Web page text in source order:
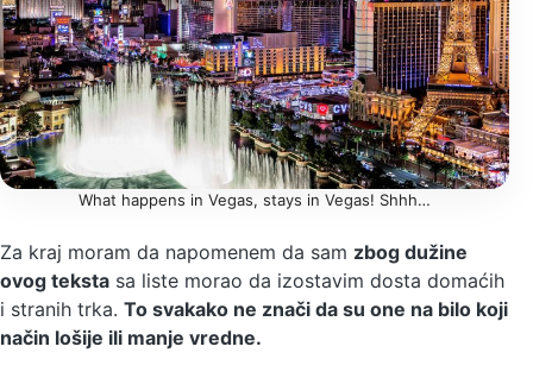
What happens in Vegas, stays in Vegas! Shhh…
Za kraj moram da napomenem da sam zbog dužine
ovog teksta sa liste morao da izostavim dosta domaćih
i stranih trka. To svakako ne znači da su one na bilo koji
način lošije ili manje vredne.